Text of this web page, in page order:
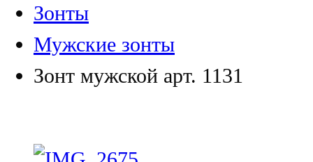
Зонты
Мужские зонты
Зонт мужской арт. 1131